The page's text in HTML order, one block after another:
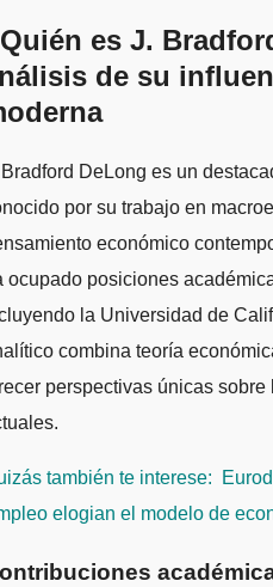
es J.
de su
por su trabajo en
económico
ocupado posiciones
la Universidad de
combina teoría
perspectivas únicas
también te interese:
elogian el modelo de